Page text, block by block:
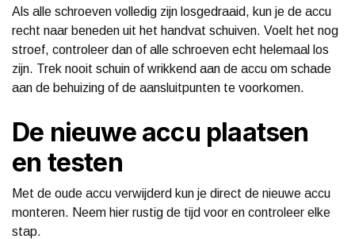
Als alle schroeven volledig zijn losgedraaid, kun je de accu
recht naar beneden uit het handvat schuiven. Voelt het nog
stroef, controleer dan of alle schroeven echt helemaal los
zijn. Trek nooit schuin of wrikkend aan de accu om schade
aan de behuizing of de aansluitpunten te voorkomen.
De nieuwe accu plaatsen
en testen
Met de oude accu verwijderd kun je direct de nieuwe accu
monteren. Neem hier rustig de tijd voor en controleer elke
stap.